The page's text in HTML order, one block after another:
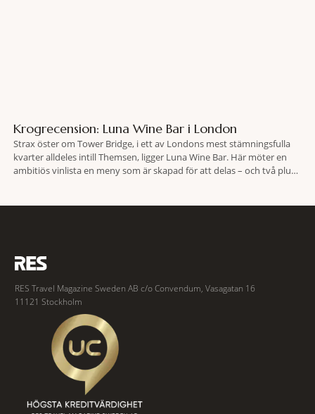
Krogrecension: Luna Wine Bar i London
Strax öster om Tower Bridge, i ett av Londons mest stämningsfulla
kvarter alldeles intill Themsen, ligger Luna Wine Bar. Här möter en
ambitiös vinlista en meny som är skapad för att delas – och två plus
RES Travel Magazine Sweden AB c/o Convendum, Vasagatan 16
11121 Stockholm